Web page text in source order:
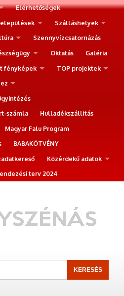
Elérhetőségek
Szálláshelyek
Szennyvízcsatornázás
Oktatás
Galéria
fényképek
TOP projektek
számla
Hulladékszállítás
Magyar Falu Program
BABAKÖTVÉNY
Közérdekű adatok
terv 2024